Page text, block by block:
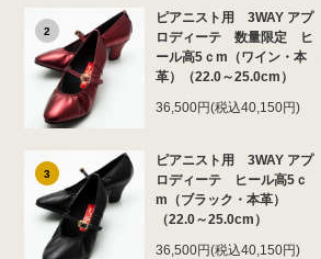
2
ピアニスト用 3WAY アプ
ロディーテ 数量限定 ヒ
ール高5ｃm（ワイン・本
革）（22.0～25.0cm）
36,500円(税込40,150円)
3
ピアニスト用 3WAY アプ
ロディーテ ヒール高5ｃ
m（ブラック・本革）
（22.0～25.0cm）
36,500円(税込40,150円)